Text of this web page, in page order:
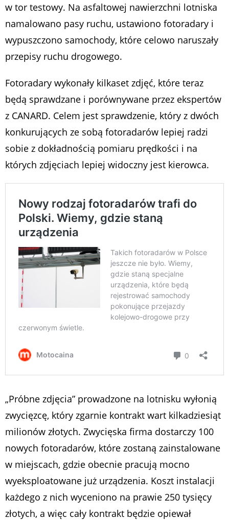
w tor testowy. Na asfaltowej nawierzchni lotniska
namalowano pasy ruchu, ustawiono fotoradary i
wypuszczono samochody, które celowo naruszały
przepisy ruchu drogowego.
Fotoradary wykonały kilkaset zdjęć, które teraz
będą sprawdzane i porównywane przez ekspertów
z CANARD. Celem jest sprawdzenie, który z dwóch
konkurujących ze sobą fotoradarów lepiej radzi
sobie z dokładnością pomiaru prędkości i na
których zdjęciach lepiej widoczny jest kierowca.
„Próbne zdjęcia” prowadzone na lotnisku wyłonią
zwycięzcę, który zgarnie kontrakt wart kilkadziesiąt
milionów złotych. Zwycięska firma dostarczy 100
nowych fotoradarów, które zostaną zainstalowane
w miejscach, gdzie obecnie pracują mocno
wyeksploatowane już urządzenia. Koszt instalacji
każdego z nich wyceniono na prawie 250 tysięcy
złotych, a więc cały kontrakt będzie opiewał